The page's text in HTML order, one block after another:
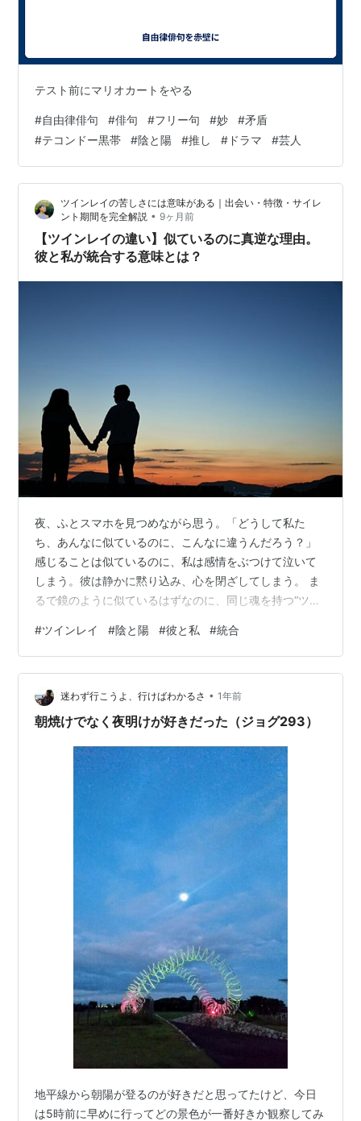
テスト前にマリオカートをやる
#自由律俳句 #俳句 #フリー句 #妙 #矛盾
#テコンドー黒帯 #陰と陽 #推し # ドラマ #芸人
ツインレイの苦しさには意味がある｜出会い・特徴・サイレ
ント期間を完全解説 • 9ヶ月前
【ツインレイの違い】似ているのに真逆な理由。
彼と私が統合する意味とは？
夜、ふとスマホを見つめながら思う。「どうして私た
ち、あんなに似ているのに、こんなに違うんだろう？」
感じることは似ているのに、私は感情をぶつけて泣いて
しまう。彼は静かに黙り込み、心を閉ざしてしまう。 ま
るで鏡のように似ているはずなのに、同じ魂を持つ“ツイ
も、長い間この違いに苦しみました。 でも、あるとき気
づいたんです。 その「違い」こそが、ツインレイの愛を
完成させる鍵だったのです。 ツインレイ 魂の陰陽バラン
スとは？ ツインレイとは、ひとつの魂が分かれて生まれ
た“魂の双子”。根底では同じ波動を持ちながらも、現実で
#ツインレイ #陰と陽 #彼と私 #統合
迷わず行こうよ、行けばわかるさ • 1年前
朝焼けでなく夜明けが好きだった（ジョグ293）
地平線から朝陽が登るのが好きだと思ってたけど、今日
は5時前に早めに行ってどの景色が一番好きか観察してみ